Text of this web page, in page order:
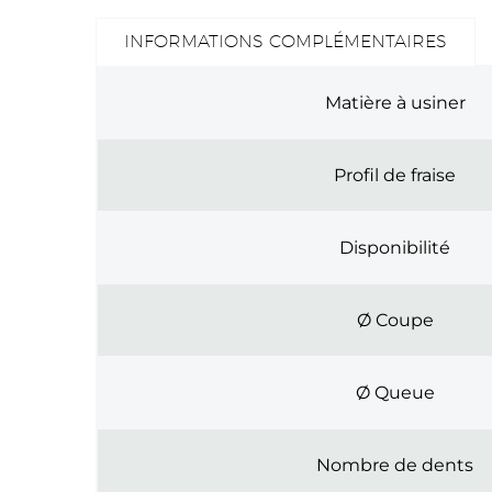
INFORMATIONS COMPLÉMENTAIRES
Matière à usiner
Profil de fraise
Disponibilité
Ø Coupe
Ø Queue
Nombre de dents